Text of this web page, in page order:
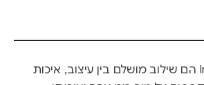
הפוסטרים של Inky הם שילוב מושלם בין עיצוב, איכות